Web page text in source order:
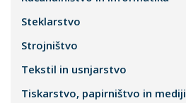
Steklarstvo
Strojništvo
Tekstil in usnjarstvo
Tiskarstvo, papirništvo in mediji